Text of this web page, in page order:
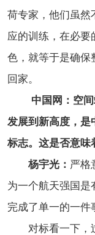
荷专家，他们虽然
应的训练，在必要
色，就等于是确保
回家。
中国网：空
发展到新高度，是
标志。这是否意味
杨宇光： 严格
为一个航天强国是
完成了单一的一件
对标看一下，